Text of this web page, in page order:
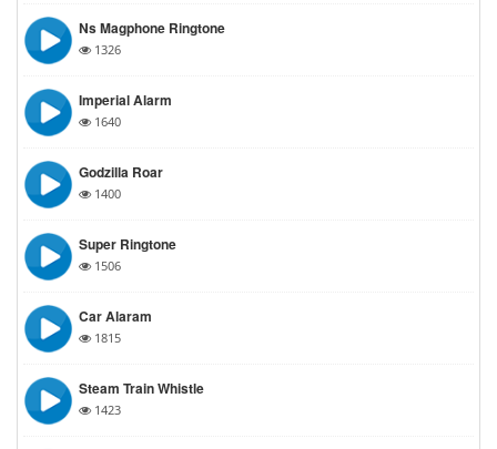
Ns Magphone Ringtone
1326
Imperial Alarm
1640
Godzilla Roar
1400
Super Ringtone
1506
Car Alaram
1815
Steam Train Whistle
1423